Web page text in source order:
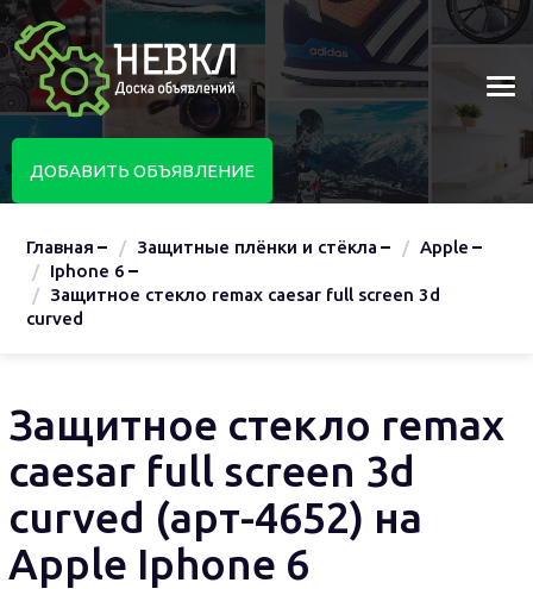
ДОБАВИТЬ ОБЪЯВЛЕНИЕ
Главная Защитные плёнки и стёкла
Apple
Iphone 6
Защитное стекло remax caesar full screen 3d
curved
Защитное стекло remax
caesar full screen 3d
curved (арт-4652) на
Apple Iphone 6